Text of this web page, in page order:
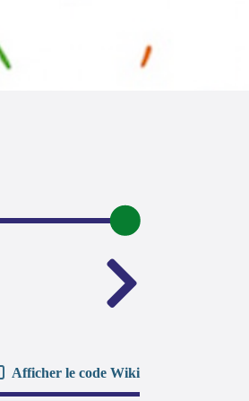
Afficher le code Wiki